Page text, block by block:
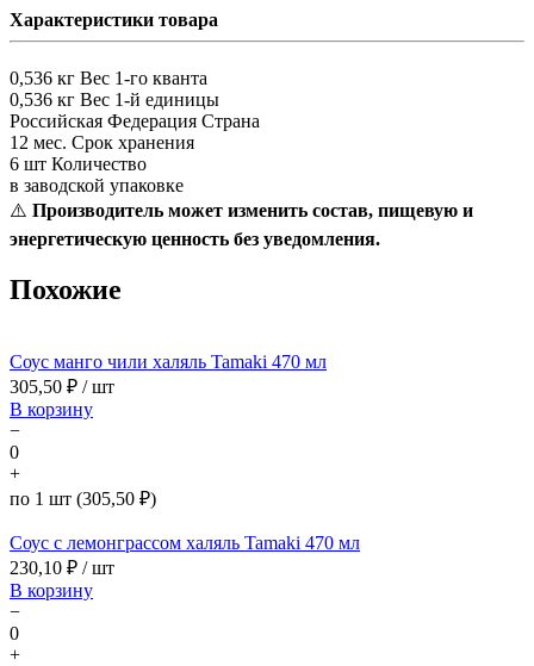
Характеристики товара
0,536 кг Вес 1-го кванта
0,536 кг Вес 1-й единицы
Российская Федерация Страна
12 мес. Срок хранения
6 шт Количество
в заводской упаковке
⚠️ Производитель может изменить состав, пищевую и
энергетическую ценность без уведомления.
Похожие
Соус манго чили халяль Tamaki 470 мл
305,50 ₽ / шт
В корзину
−
0
+
по 1 шт (305,50 ₽)
Соус с лемонграссом халяль Tamaki 470 мл
230,10 ₽ / шт
В корзину
−
0
+